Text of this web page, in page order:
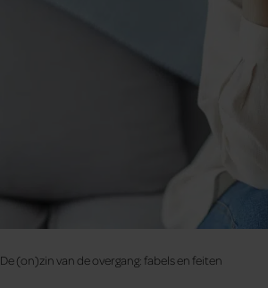
De (on)zin van de overgang: fabels en feiten